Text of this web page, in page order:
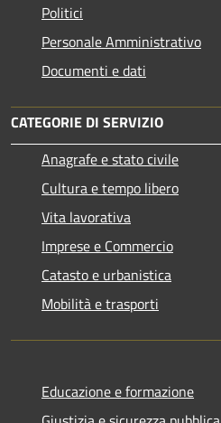
Politici
Personale Amministrativo
Documenti e dati
CATEGORIE DI SERVIZIO
Anagrafe e stato civile
Cultura e tempo libero
Vita lavorativa
Imprese e Commercio
Catasto e urbanistica
Mobilità e trasporti
Educazione e formazione